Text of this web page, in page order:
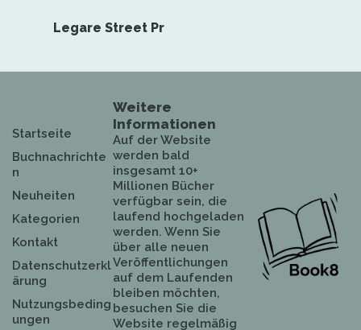
Legare Street Pr
Startseite
Buchnachrichte
n
Neuheiten
Kategorien
Kontakt
Datenschutzerkl
ärung
Nutzungsbeding
ungen
Weitere
Informationen
Auf der Website
werden bald
insgesamt 10+
Millionen Bücher
verfügbar sein, die
laufend hochgeladen
werden. Wenn Sie
über alle neuen
Veröffentlichungen
auf dem Laufenden
bleiben möchten,
besuchen Sie die
Website regelmäßig